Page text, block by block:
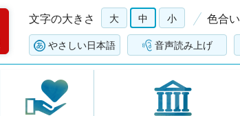
文字の大きさ 大 中 小 色合い
やさしい日本語 音声読み上げ